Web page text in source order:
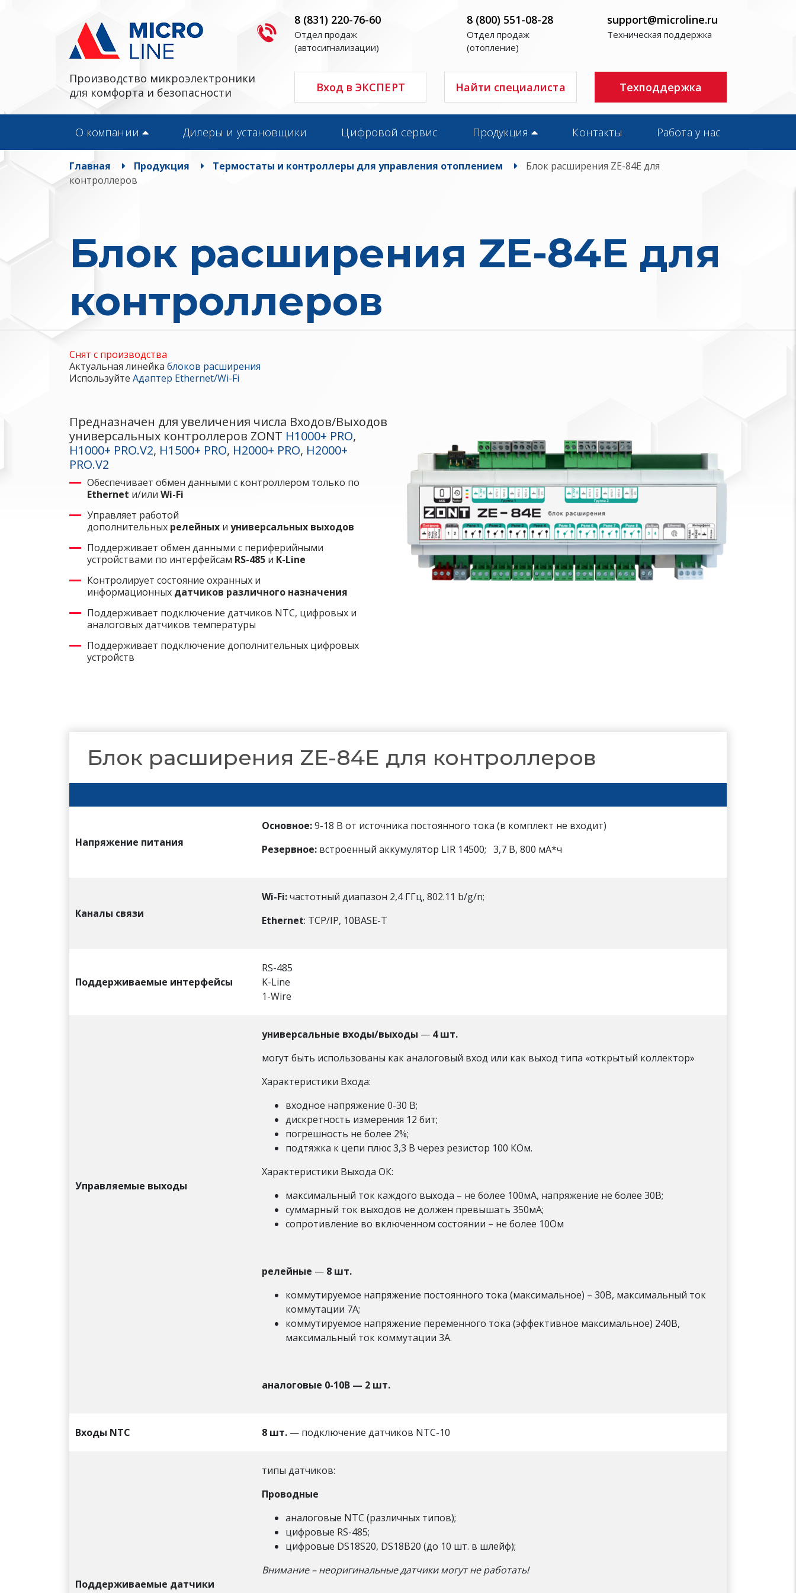
Производство микроэлектроники
для комфорта и безопасности
8 (831) 220-76-60
Отдел продаж
(автосигнализации)
8 (800) 551-08-28
Отдел продаж
(отопление)
support@microline.ru
Техническая поддержка
Вход в ЭКСПЕРТ Найти специалиста Техподдержка
О компании Дилеры и установщики Цифровой сервис Продукция Контакты Работа у нас
Главная Продукция Термостаты и контроллеры для управления отоплением
Блок расширения ZE-84E для
контроллеров
Блок расширения ZE-84E для
контроллеров
Снят с производства
Актуальная линейка блоков расширения
Используйте Адаптер Ethernet/Wi-Fi
Предназначен для увеличения числа Входов/Выходов
универсальных контроллеров ZONT H1000+ PRO,
H1000+ PRO.V2, H1500+ PRO, H2000+ PRO, H2000+
PRO.V2
Обеспечивает обмен данными с контроллером только по
Ethernet и/или Wi-Fi
Управляет работой
дополнительных релейных и универсальных выходов
Поддерживает обмен данными с периферийными
устройствами по интерфейсам RS-485 и K-Line
Контролирует состояние охранных и
информационных датчиков различного назначения
Поддерживает подключение датчиков NTC, цифровых и
аналоговых датчиков температуры
Поддерживает подключение дополнительных цифровых
устройств
Блок расширения ZE-84E для контроллеров
Напряжение питания
Основное:9-18 В от источника постоянного тока (в комплект не входит)
Резервное: встроенный аккумулятор LIR 14500; 3,7 В, 800 мА*ч
Каналы связи
Wi-Fi:частотный диапазон 2,4 ГГц, 802.11 b/g/n;
Ethernet: TCP/IP, 10BASE-T
Поддерживаемые интерфейсы
RS-485
K-Line
1-Wire
Управляемые выходы
универсальные входы/выходы — 4 шт.
могут быть использованы как аналоговый вход или как выход типа «открытый коллектор»
Характеристики Входа:
входное напряжение 0-30 В;
дискретность измерения 12 бит;
погрешность не более 2%;
подтяжка к цепи плюс 3,3 В через резистор 100 КОм.
Характеристики Выхода ОК:
максимальный ток каждого выхода – не более 100мА, напряжение не более 30В;
суммарный ток выходов не должен превышать 350мА;
сопротивление во включенном состоянии – не более 10Ом
релейные — 8 шт.
коммутируемое напряжение постоянного тока (максимальное) – 30В, максимальный ток
коммутации 7А;
коммутируемое напряжение переменного тока (эффективное максимальное) 240В,
максимальный ток коммутации 3А.
аналоговые 0-10В — 2 шт.
Входы NTC 8 шт. — подключение датчиков NTC-10
Поддерживаемые датчики
типы датчиков:
Проводные
аналоговые NTC (различных типов);
цифровые RS-485;
цифровые DS18S20, DS18B20 (до 10 шт. в шлейф);
Внимание – неоригинальные датчики могут не работать!